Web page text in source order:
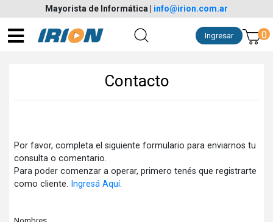
Mayorista de Informática info@irion.com.ar
0
Ingresar
Contacto
Por favor, completa el siguiente formulario para enviarnos tu
consulta o comentario.
Para poder comenzar a operar, primero tenés que registrarte
como cliente. Ingresá Aquí.